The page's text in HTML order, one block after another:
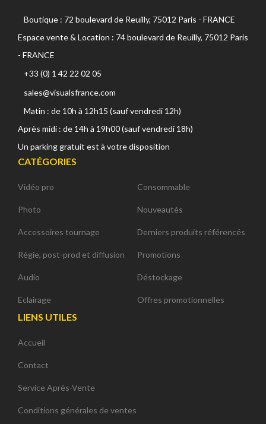
Boutique : 72 boulevard de Reuilly, 75012 Paris - FRANCE
Espace vente & Location : 74 boulevard de Reuilly, 75012 Paris
- FRANCE
+33 (0) 1 42 22 02 05
sales@visualsfrance.com
Matin : de 10h à 12h15 (sauf vendredi 12h)
Après midi : de 14h à 19h00 (sauf vendredi 18h)
Un parking gratuit est à votre disposition
CATÉGORIES
Vidéo pro
Photo
Accessoires tournage
Régie, post-prod et diffusion
Audio
Eclairage
Consommable
Nouveautés
Derniers produits référencés
Promotions
Déstockage
Offres promotionnelles
LIENS UTILES
Accueil
Contact
Service Après-Vente
Conditions générales de ventes